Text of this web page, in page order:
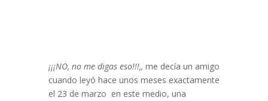
¡¡¡NO, no me digas eso!!!,, me decía un amigo
cuando leyó hace unos meses exactamente
el 23 de marzo en este medio, una